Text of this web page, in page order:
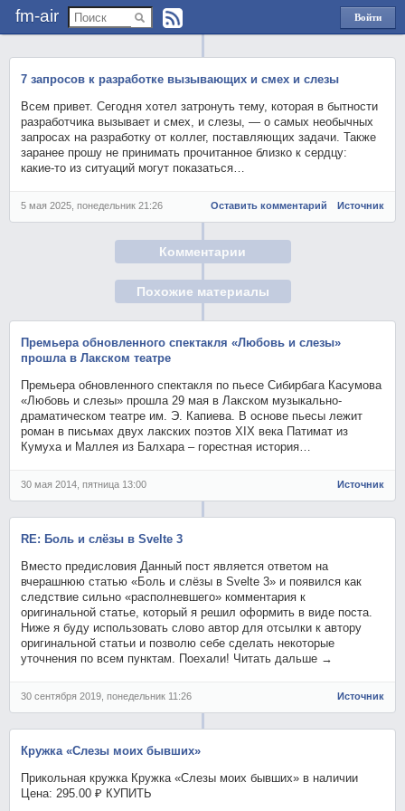
fm-air
Войти
через
7 запросов к разработке вызывающих и смех и слезы
Всем привет. Сегодня хотел затронуть тему, которая в бытности
разработчика вызывает и смех, и слезы, — о самых необычных
запросах на разработку от коллег, поставляющих задачи. Также
заранее прошу не принимать прочитанное близко к сердцу:
какие-то из ситуаций могут показаться…
5 мая 2025, понедельник 21:26 Оставить комментарий Источник
Комментарии
Похожие материалы
Премьера обновленного спектакля «Любовь и слезы»
прошла в Лакском театре
Премьера обновленного спектакля по пьесе Сибирбага Касумова
«Любовь и слезы» прошла 29 мая в Лакском музыкально-
драматическом театре им. Э. Капиева. В основе пьесы лежит
роман в письмах двух лакских поэтов XIX века Патимат из
Кумуха и Маллея из Балхара – горестная история…
30 мая 2014, пятница 13:00 Источник
RE: Боль и слёзы в Svelte 3
Вместо предисловия Данный пост является ответом на
вчерашнюю статью «Боль и слёзы в Svelte 3» и появился как
следствие сильно «располневшего» комментария к
оригинальной статье, который я решил оформить в виде поста.
Ниже я буду использовать слово автор для отсылки к автору
оригинальной статьи и позволю себе сделать некоторые
уточнения по всем пунктам. Поехали! Читать дальше →
30 сентября 2019, понедельник 11:26 Источник
Кружка «Слезы моих бывших»
Прикольная кружка Кружка «Слезы моих бывших» в наличии
Цена: 295.00 ₽ КУПИТЬ